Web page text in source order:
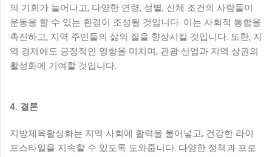
의 기회가 늘어나고, 다양한 연령, 성별, 신체 조건의 사람들이
운동을 할 수 있는 환경이 조성될 것입니다. 이는 사회적 통합을
촉진하고, 지역 주민들의 삶의 질을 향상시킬 것입니다. 또한, 지
역 경제에도 긍정적인 영향을 미치며, 관광 산업과 지역 상권의
활성화에 기여할 것입니다.
4. 결론
지방체육활성화는 지역 사회에 활력을 불어넣고, 건강한 라이
프스타일을 지속할 수 있도록 도와줍니다. 다양한 정책과 프로